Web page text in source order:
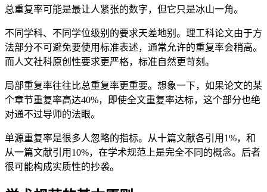
总重复率可能是最让人紧张的数字，但它只是冰山一角。
不同学科、不同学位级别的要求天差地别。理工科论文由于方
法部分不可避免要使用标准表述，通常允许的重复率会稍高。
而人文社科原创性要求更严格，标准自然更苛刻。
局部重复率往往比总重复率更重要。想象一下，如果论文的某
个章节重复率高达40%，即使全文重复率达标，这个部分也绝
对通不过导师的法眼。
单源重复率是很多人忽略的指标。从十篇文献各引用1%，和
从一篇文献引用10%，在学术规范上是完全不同的概念。后者
很可能构成实质性的抄袭。